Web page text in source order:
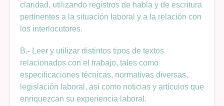
claridad, utilizando registros de habla y de escritura
pertinentes a la situación laboral y a la relación con
los interlocutores.
B.- Leer y utilizar distintos tipos de textos
relacionados con el trabajo, tales como
especificaciones técnicas, normativas diversas,
legislación laboral, así como noticias y artículos que
enriquezcan su experiencia laboral.